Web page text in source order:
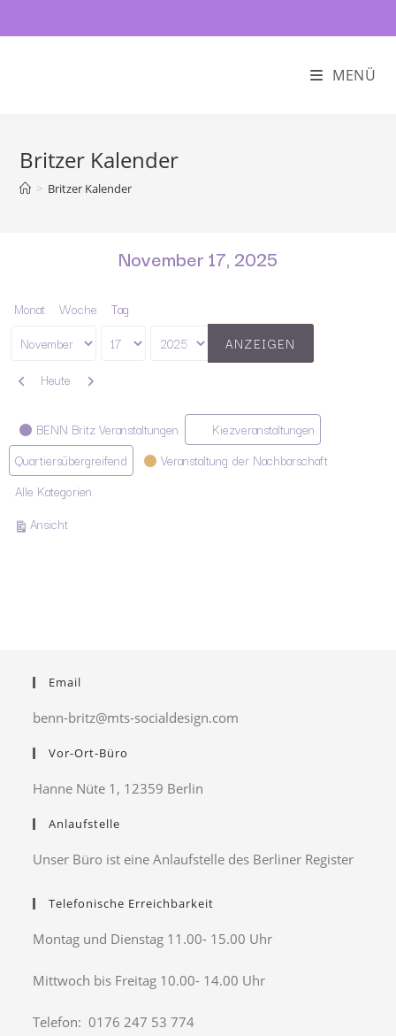
MENÜ
Britzer Kalender
> Britzer Kalender
November 17, 2025
Monat Woche Tag
Monat
Tag
Jahr
Zurück
Heute Weiter
Kategorien
BENN Britz Veranstaltungen
Kiezveranstaltungen
Quartiersübergreifend
Veranstaltung der Nachbarschaft
Alle Kategorien
Ansichtausdrucken
Email
benn-britz@mts-socialdesign.com
Vor-Ort-Büro
Hanne Nüte 1, 12359 Berlin
Anlaufstelle
Unser Büro ist eine Anlaufstelle des Berliner Register
Telefonische Erreichbarkeit
Montag und Dienstag 11.00- 15.00 Uhr
Mittwoch bis Freitag 10.00- 14.00 Uhr
Telefon: 0176 247 53 774